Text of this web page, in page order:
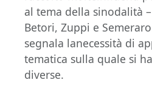
al tema della sinodalità
Betori, Zuppi e
segnala lanecessità di
tematica sulla quale si
diverse.